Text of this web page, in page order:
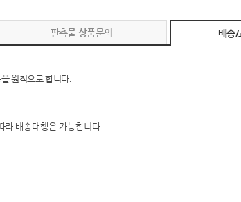
판촉물 상품문의 배송/
을 원칙으로 합니다.
라 배송대행은 가능합니다.